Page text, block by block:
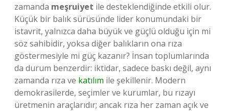
zamanda meşruiyet ile desteklendiğinde etkili olur.
Küçük bir balık sürüsünde lider konumundaki bir
istavrit, yalnızca daha büyük ve güçlü olduğu için mi
söz sahibidir, yoksa diğer balıkların ona rıza
göstermesiyle mi güç kazanır? İnsan toplumlarında
da durum benzerdir: iktidar, sadece baskı değil, aynı
zamanda rıza ve katılım ile şekillenir. Modern
demokrasilerde, seçimler ve kurumlar, bu rızayı
üretmenin araçlarıdır; ancak rıza her zaman açık ve